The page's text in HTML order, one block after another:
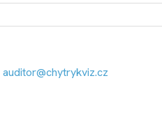
auditor@chytrykviz.cz